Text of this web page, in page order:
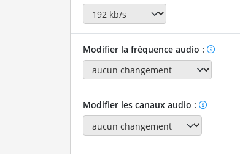
Modifier la fréquence audio :
Modifier les canaux audio :